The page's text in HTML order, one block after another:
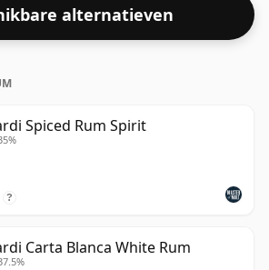
alternatieven
Spiced Rum Spirit
?
Carta Blanca White Rum